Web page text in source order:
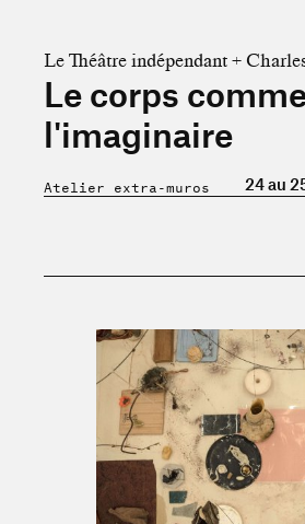
Le corps
l'imaginaire
Le Théâtre indépendant +
Atelier extra-muros 24 au